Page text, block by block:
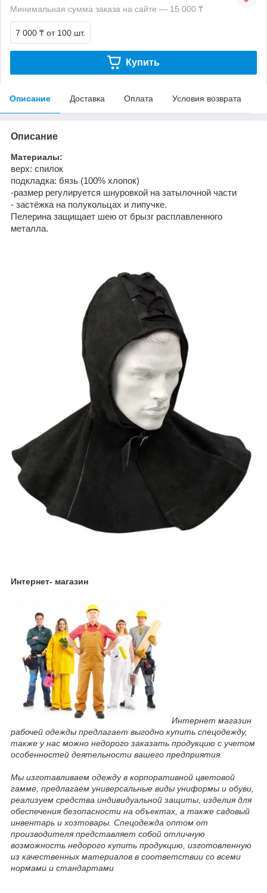
Минимальная сумма заказа на сайте — 15 000 ₸
7 000 ₸ от 100 шт.
Купить
Описание Доставка Оплата Условия возврата
Описание
Материалы:
верх: спилок
подкладка: бязь (100% хлопок)
-размер регулируется шнуровкой на затылочной части
- застёжка на полукольцах и липучке.
Пелерина защищает шею от брызг расплавленного
металла.
Интернет- магазин
Интернет магазин
рабочей одежды предлагает выгодно купить спецодежду,
также у нас можно недорого заказать продукцию с учетом
особенностей деятельности вашего предприятия.
Мы изготавливаем одежду в корпоративной цветовой
гамме, предлагаем универсальные виды униформы и обуви,
реализуем средства индивидуальной защиты, изделия для
обеспечения безопасности на объектах, а также садовый
инвентарь и хозтовары. Спецодежда оптом от
производителя представляет собой отличную
возможность недорого купить продукцию, изготовленную
из качественных материалов в соответствии со всеми
нормами и стандартами